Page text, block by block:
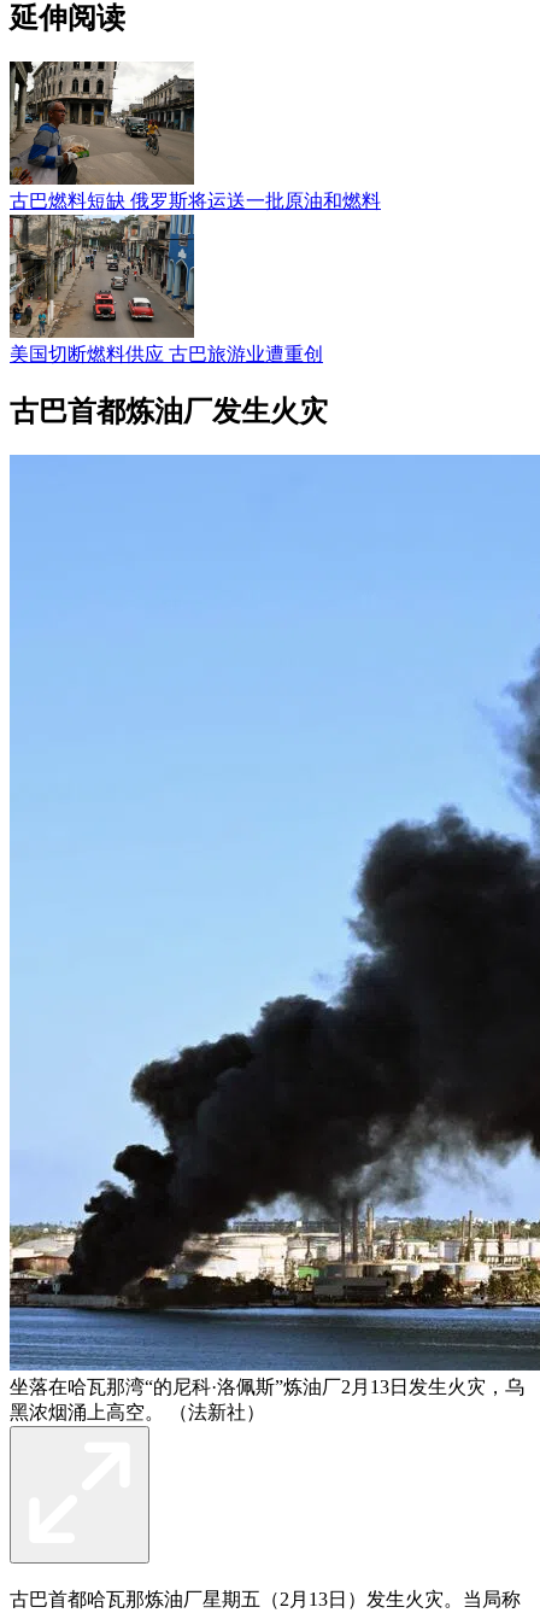
延伸阅读
古巴燃料短缺 俄罗斯将运送一批原油和燃料
美国切断燃料供应 古巴旅游业遭重创
古巴首都炼油厂发生火灾
坐落在哈瓦那湾“的尼科·洛佩斯”炼油厂2月13日发生火灾，乌
黑浓烟涌上高空。 （法新社）
古巴首都哈瓦那炼油厂星期五（2月13日）发生火灾。当局称